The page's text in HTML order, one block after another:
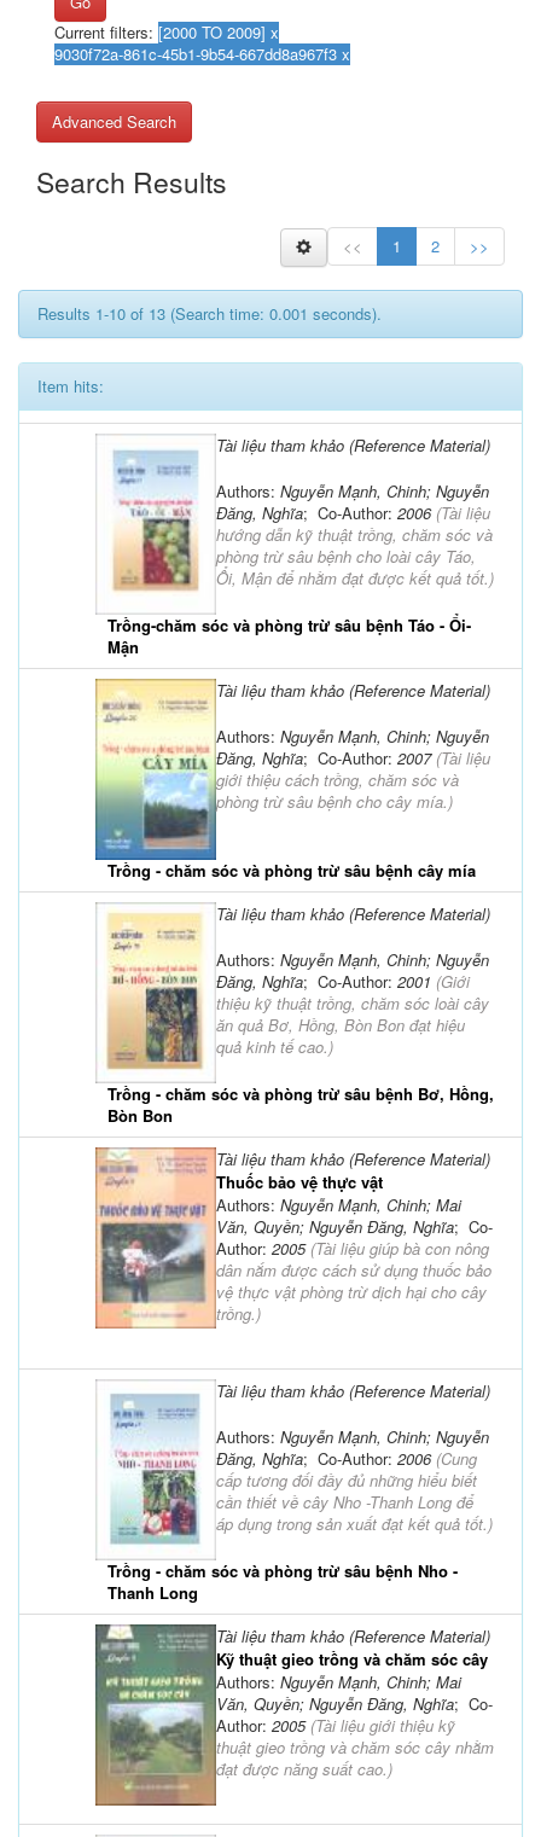
Current filters:
Advanced Search
Search Results
<< 1 2 >>
Results 1-10 of 13 (Search time: 0.001 seconds).
Item hits:
Tài liệu tham khảo (Reference Material)
Trồng-chăm sóc và phòng trừ sâu bệnh Táo - Ổi-
Mận
Authors: Nguyễn Mạnh, Chinh; Nguyễn
Đăng, Nghĩa; Co-Author: 2006(Tài liệu
hướng dẫn kỹ thuật trồng, chăm sóc và
phòng trừ sâu bệnh cho loài cây Táo,
Ổi, Mận để nhằm đạt được kết quả tốt.)
Tài liệu tham khảo (Reference Material)
Trồng - chăm sóc và phòng trừ sâu bệnh cây mía
Authors: Nguyễn Mạnh, Chinh; Nguyễn
Đăng, Nghĩa; Co-Author: 2007(Tài liệu
giới thiệu cách trồng, chăm sóc và
phòng trừ sâu bệnh cho cây mía.)
Tài liệu tham khảo (Reference Material)
Trồng - chăm sóc và phòng trừ sâu bệnh Bơ, Hồng,
Bòn Bon
Authors: Nguyễn Mạnh, Chinh; Nguyễn
Đăng, Nghĩa; Co-Author: 2001 (Giới
thiệu kỹ thuật trồng, chăm sóc loài cây
ăn quả Bơ, Hồng, Bòn Bon đạt hiệu
quả kinh tế cao.)
Tài liệu tham khảo (Reference Material)
Thuốc bảo vệ thực vật
Authors: Nguyễn Mạnh, Chinh; Mai
Văn, Quyền; Nguyễn Đăng, Nghĩa; Co-
Author: 2005(Tài liệu giúp bà con nông
dân nắm được cách sử dụng thuốc bảo
vệ thực vật phòng trừ dịch hại cho cây
trồng.)
Tài liệu tham khảo (Reference Material)
Trồng - chăm sóc và phòng trừ sâu bệnh Nho -
Thanh Long
Authors: Nguyễn Mạnh, Chinh; Nguyễn
Đăng, Nghĩa; Co-Author: 2006(Cung
cấp tương đối đầy đủ những hiểu biết
cần thiết về cây Nho -Thanh Long để
áp dụng trong sản xuất đạt kết quả tốt.)
Tài liệu tham khảo (Reference Material)
Kỹ thuật gieo trồng và chăm sóc cây
Authors: Nguyễn Mạnh, Chinh; Mai
Văn, Quyền; Nguyễn Đăng, Nghĩa; Co-
Author: 2005(Tài liệu giới thiệu kỹ
thuật gieo trồng và chăm sóc cây nhằm
đạt được năng suất cao.)